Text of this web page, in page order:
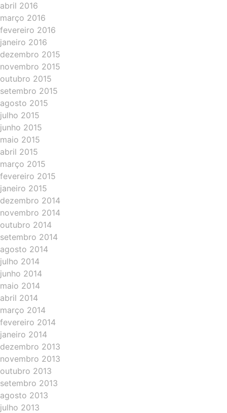
abril 2016
março 2016
fevereiro 2016
janeiro 2016
dezembro 2015
novembro 2015
outubro 2015
setembro 2015
agosto 2015
julho 2015
junho 2015
maio 2015
abril 2015
março 2015
fevereiro 2015
janeiro 2015
dezembro 2014
novembro 2014
outubro 2014
setembro 2014
agosto 2014
julho 2014
junho 2014
maio 2014
abril 2014
março 2014
fevereiro 2014
janeiro 2014
dezembro 2013
novembro 2013
outubro 2013
setembro 2013
agosto 2013
julho 2013